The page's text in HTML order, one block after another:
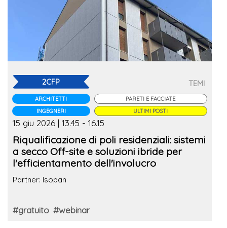
2CFP
ARCHITETTI
INGEGNERI
TEMI
PARETI E FACCIATE
ULTIMI POSTI
15 giu 2026 | 13.45 - 16.15
Riqualificazione di poli residenziali: sistemi
a secco Off-site e soluzioni ibride per
l'efficientamento dell'involucro
Partner: Isopan
#gratuito #webinar